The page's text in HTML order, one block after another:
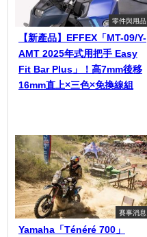
零件與用品
【新產品】EFFEX「MT-09/Y-
AMT 2025年式用把手 Easy
Fit Bar Plus」！高7mm後移
16mm直上×三色×免換線組
賽事消息
Yamaha「Ténéré 700」